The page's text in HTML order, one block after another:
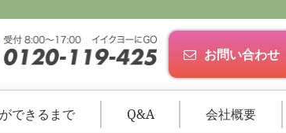
お問い合わせ
できるまで Q&A 会社概要